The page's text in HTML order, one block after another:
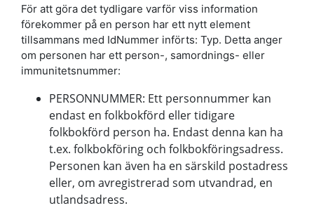
För att göra det tydligare varför viss information
förekommer på en person har ett nytt element
tillsammans med IdNummer införts: Typ. Detta anger
om personen har ett person-, samordnings- eller
immunitetsnummer:
PERSONNUMMER: Ett personnummer kan
endast en folkbokförd eller tidigare
folkbokförd person ha. Endast denna kan ha
t.ex. folkbokföring och folkbokföringsadress.
Personen kan även ha en särskild postadress
eller, om avregistrerad som utvandrad, en
utlandsadress.